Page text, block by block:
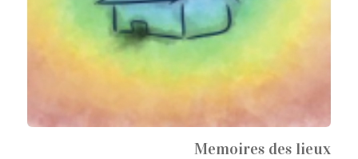
Memoires des lieux